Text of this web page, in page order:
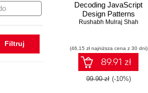
Decoding JavaScript
Design Patterns
Rushabh Mulraj Shah
(46,15 zł najniższa cena z 30 dni)
89.91 zł
99.90 zł (-10%)